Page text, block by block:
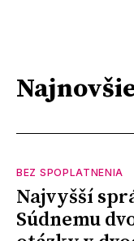
BEZ SPOPLATNENIA
Najvyšší
Súdnemu